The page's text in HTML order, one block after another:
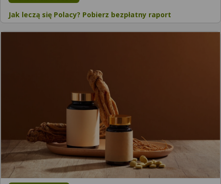
Jak leczą się Polacy? Pobierz bezpłatny raport